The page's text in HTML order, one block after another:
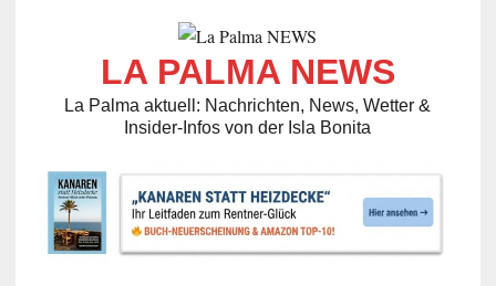
LA PALMA NEWS
La Palma aktuell: Nachrichten, News, Wetter &
Insider-Infos von der Isla Bonita